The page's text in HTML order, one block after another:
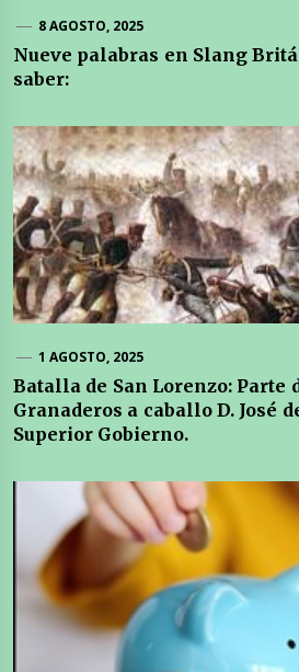
8 AGOSTO, 2025
Nueve palabras en Slang
saber:
1 AGOSTO, 2025
Batalla de San Lorenzo: Parte
Granaderos a caballo D. José
Superior Gobierno.